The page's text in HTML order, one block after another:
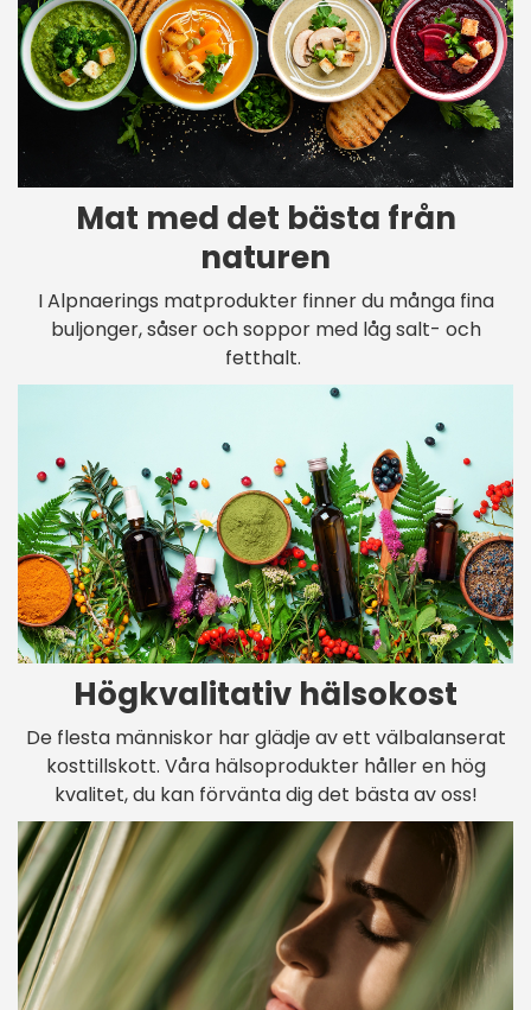
Mat med det bästa från
naturen
I Alpnaerings matprodukter finner du många fina
buljonger, såser och soppor med låg salt- och
fetthalt.
Högkvalitativ hälsokost
De flesta människor har glädje av ett välbalanserat
kosttillskott. Våra hälsoprodukter håller en hög
kvalitet, du kan förvänta dig det bästa av oss!